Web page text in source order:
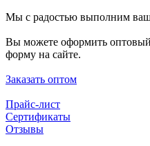
Мы с радостью выполним ваш
Вы можете оформить оптовый
форму на сайте.
Заказать оптом
Прайс-лист
Сертификаты
Отзывы